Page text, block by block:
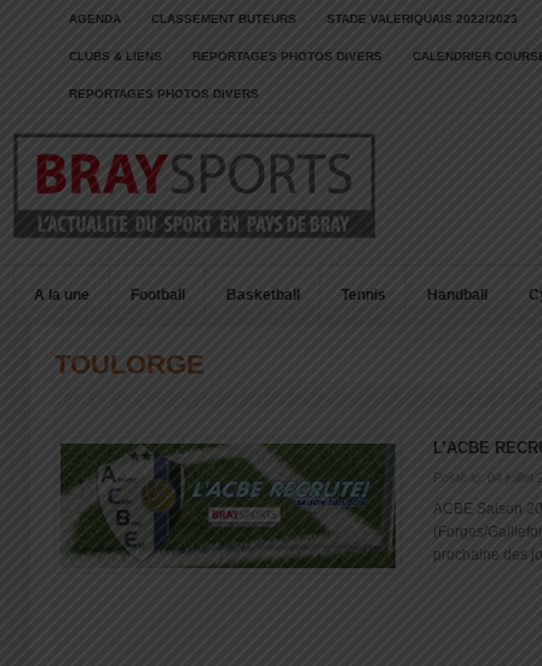
AGENDA CLASSEMENT BUTEURS STADE VALERIQUAIS 2022/2023
CLUBS & LIENS REPORTAGES PHOTOS DIVERS CALENDRIER
REPORTAGES PHOTOS DIVERS
A la une Football Basketball Tennis Handball
TOULORGE
L’ACBE
Posté le: 04 juillet
ACBE Saison
(Forges/
prochaine des